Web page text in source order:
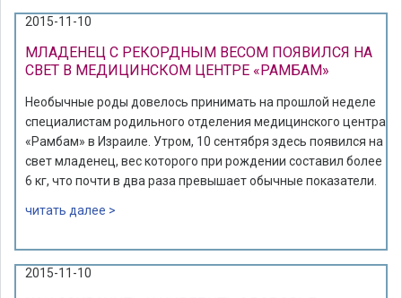
2015-11-10
МЛАДЕНЕЦ С РЕКОРДНЫМ ВЕСОМ ПОЯВИЛСЯ НА
СВЕТ В МЕДИЦИНСКОМ ЦЕНТРЕ «РАМБАМ»
Необычные роды довелось принимать на прошлой неделе
специалистам родильного отделения медицинского центра
«Рамбам» в Израиле. Утром, 10 сентября здесь появился на
свет младенец, вес которого при рождении составил более
6 кг, что почти в два раза превышает обычные показатели.
читать далее >
2015-11-10